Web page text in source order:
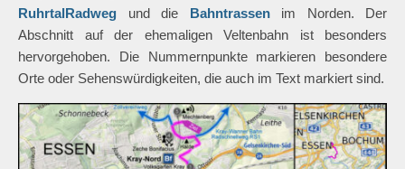
RuhrtalRadweg und die Bahntrassen im Norden. Der
Abschnitt auf der ehemaligen Veltenbahn ist besonders
hervorgehoben. Die Nummernpunkte markieren besondere
Orte oder Sehenswürdigkeiten, die auch im Text markiert sind.